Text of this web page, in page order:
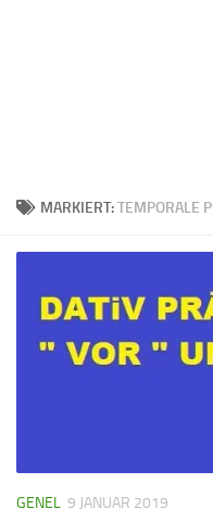
MARKIERT:TEMPORALE
GENEL 9 JANUAR 2019